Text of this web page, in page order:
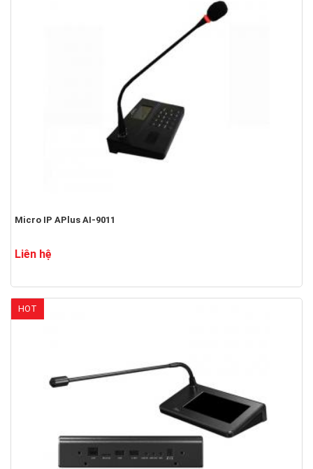
Micro IP APlus AI-9011
Liên hệ
HOT